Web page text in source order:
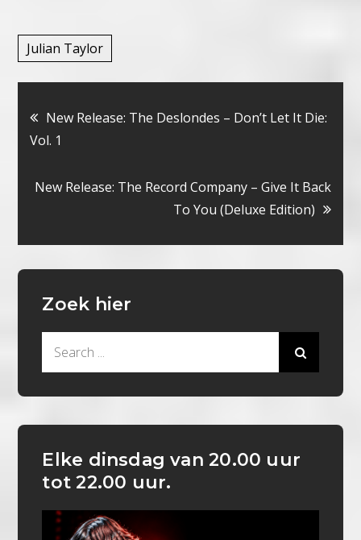
Julian Taylor
Bericht
navigatie
New Release: The Deslondes – Don’t Let It Die:
Vol. 1
New Release: The Record Company – Give It Back
To You (Deluxe Edition)
Zoek hier
Elke dinsdag van 20.00 uur
tot 22.00 uur.